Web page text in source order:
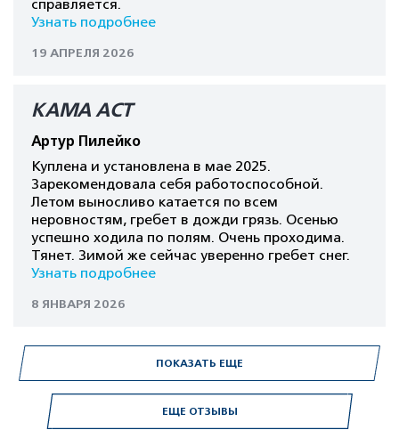
ЕЩЕ ОТЗЫВЫ
справляется.
Узнать подробнее
19 АПРЕЛЯ 2026
КАМА AСT
Артур Пилейко
Куплена и установлена в мае 2025.
Зарекомендовала себя работоспособной.
Летом выносливо катается по всем
неровностям, гребет в дожди грязь. Осенью
успешно ходила по полям. Очень проходима.
Тянет. Зимой же сейчас уверенно гребет снег.
Узнать подробнее
8 ЯНВАРЯ 2026
ПОКАЗАТЬ ЕЩЕ